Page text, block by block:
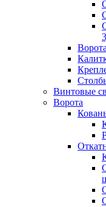
Винтовые
Ворота